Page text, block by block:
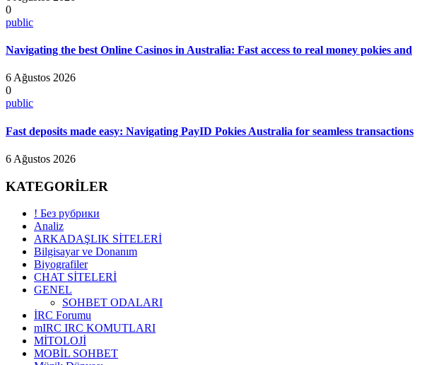
0
public
Navigating the best Online Casinos in Australia: Fast access to real money pokies and
6 Ağustos 2026
0
public
Fast deposits made easy: Navigating PayID Pokies Australia for seamless transactions
6 Ağustos 2026
KATEGORİLER
! Без рубрики
Analiz
ARKADAŞLIK SİTELERİ
Bilgisayar ve Donanım
Biyografiler
CHAT SİTELERİ
GENEL
SOHBET ODALARI
İRC Forumu
mIRC IRC KOMUTLARI
MİTOLOJİ
MOBİL SOHBET